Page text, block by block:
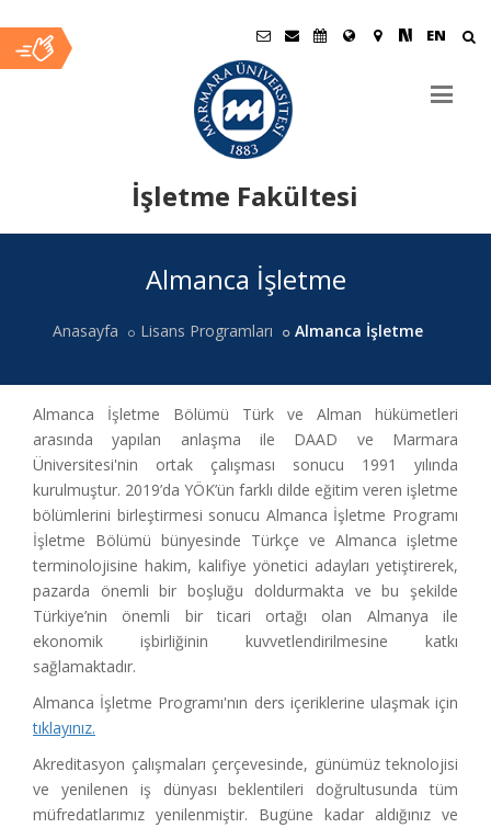
EN
İşletme Fakültesi
Almanca İşletme
Anasayfa Lisans Programları Almanca İşletme
Almanca İşletme Bölümü Türk ve Alman hükümetleri
arasında yapılan anlaşma ile DAAD ve Marmara
Üniversitesi'nin ortak çalışması sonucu 1991 yılında
kurulmuştur. 2019’da YÖK’ün farklı dilde eğitim veren işletme
bölümlerini birleştirmesi sonucu Almanca İşletme Programı
İşletme Bölümü bünyesinde Türkçe ve Almanca işletme
terminolojisine hakim, kalifiye yönetici adayları yetiştirerek,
pazarda önemli bir boşluğu doldurmakta ve bu şekilde
Türkiye’nin önemli bir ticari ortağı olan Almanya ile
ekonomik işbirliğinin kuvvetlendirilmesine katkı
sağlamaktadır.
Almanca İşletme Programı'nın ders içeriklerine ulaşmak için
tıklayınız.
Akreditasyon çalışmaları çerçevesinde, günümüz teknolojisi
ve yenilenen iş dünyası beklentileri doğrultusunda tüm
müfredatlarımız yenilenmiştir. Bugüne kadar aldığınız ve